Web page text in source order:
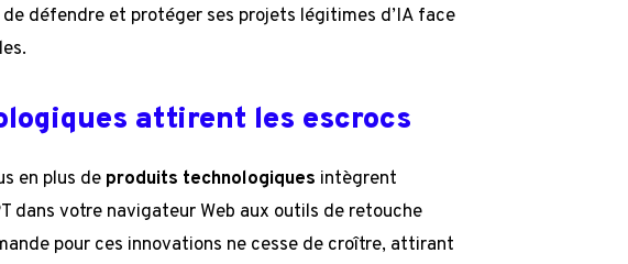
défendre et protéger ses projets légitimes d’IA face
attirent les escrocs
en plus de produits technologiques intègrent
dans votre navigateur Web aux outils de retouche
pour ces innovations ne cesse de croître, attirant